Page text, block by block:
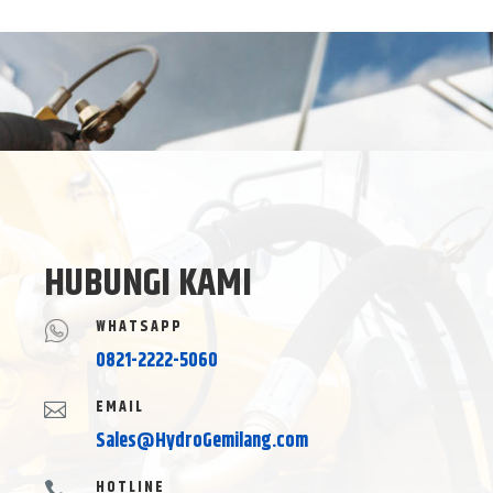
HUBUNGI KAMI
WHATSAPP
0821-2222-5060
 EMAIL
Sales@HydroGemilang.com
HOTLINE